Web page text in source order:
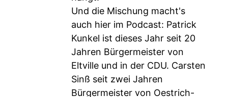
Und die Mischung macht's
auch hier im Podcast: Patrick
Kunkel ist dieses Jahr seit 20
Jahren Bürgermeister von
Eltville und in der CDU. Carsten
Sinß seit zwei Jahren
Bürgermeister von Oestrich-